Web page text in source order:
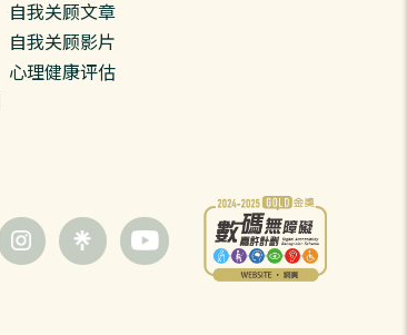
自我关顾文章
自我关顾影片
心理健康评估